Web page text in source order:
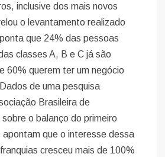
inclusive dos mais novos
o levantamento realizado
que 24% das pessoas
classes A, B e C já são
60% querem ter um negócio
de uma pesquisa
Brasileira de
sobre o balanço do primeiro
que o interesse dessa
cresceu mais de 100%